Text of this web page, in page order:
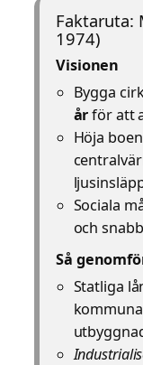
Faktaruta:
1974)
Visionen
Bygga
årför att
Höja
Sociala
och
Så
Statliga